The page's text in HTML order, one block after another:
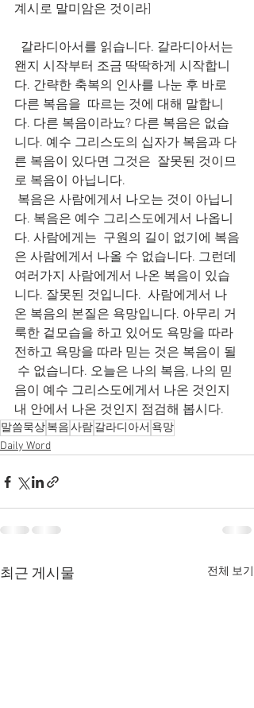
계시로 말미암은 것이라]
왠지 시작부터 조금 딱딱하게 시작합니
다. 간략한 축복의 인사를 나눈 후 바로
다른 복음을  따르는 것에 대해 말합니
다. 다른 복음이라뇨? 다른 복음은 없습
니다. 예수 그리스도의 십자가 복음과 다
른 복음이 있다면 그것은  잘못된 것이므
로 복음이 아닙니다.
다. 복음은 예수 그리스도에게서 나옵니
다. 사람에게는  구원의 길이 없기에 복음
은 사람에게서 나올 수 없습니다. 그런데
여러가지 사람에게서 나온 복음이 있습
니다. 잘못된 것입니다.  사람에게서 나
온 복음의 본질은 욕망입니다. 아무리 거
룩한 겉모습을 하고 있어도 욕망을 따라
전하고 욕망을 따라 믿는 것은 복음이 될
수 없습니다. 오늘은 나의 복음, 나의 믿
음이 예수 그리스도에게서 나온 것인지
내 안에서 나온 것인지 점검해 봅시다.
말씀묵상복음사람갈라디아서 욕망
Daily Word
최근 게시물 전체 보기